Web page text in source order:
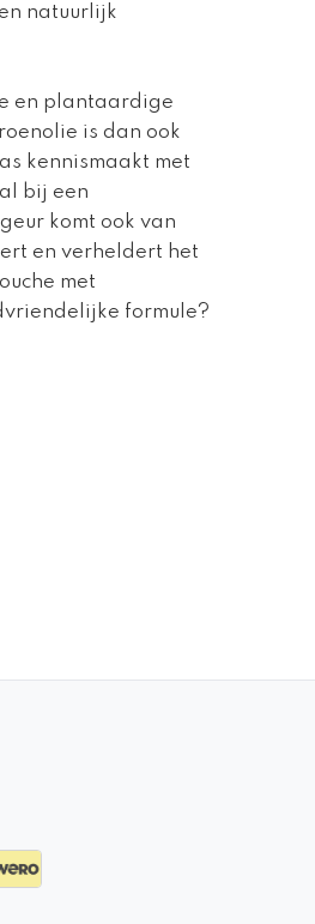
natuurlijk
en plantaardige
is dan ook
kennismaakt met
bij een
komt ook van
en verheldert het
met
formule?